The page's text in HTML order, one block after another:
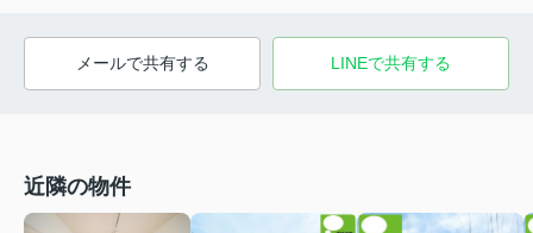
メールで共有する LINEで共有する
近隣の物件